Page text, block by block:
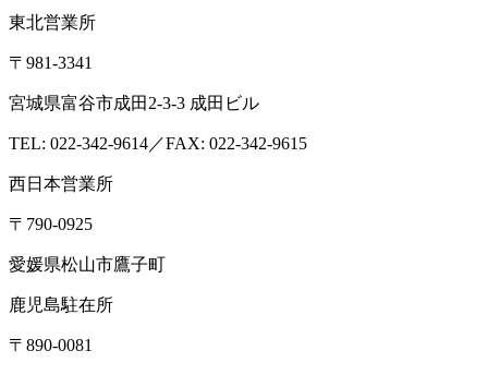
東北営業所
〒981-3341
宮城県富谷市成田2-3-3 成田ビル
TEL: 022-342-9614／FAX: 022-342-9615
西日本営業所
〒790-0925
愛媛県松山市鷹子町
鹿児島駐在所
〒890-0081